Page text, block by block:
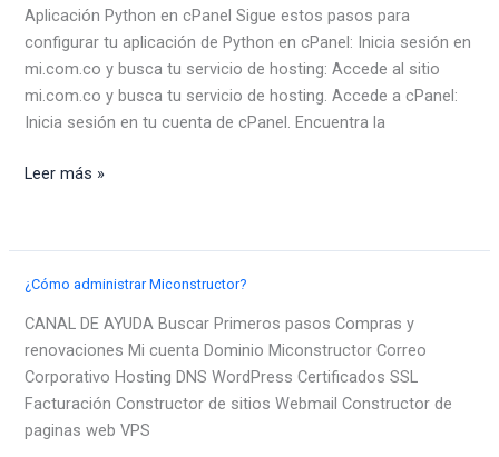
Aplicación Python en cPanel Sigue estos pasos para
configurar tu aplicación de Python en cPanel: Inicia sesión en
mi.com.co y busca tu servicio de hosting: Accede al sitio
mi.com.co y busca tu servicio de hosting. Accede a cPanel:
Inicia sesión en tu cuenta de cPanel. Encuentra la
Aplicación
Leer más »
¿Cómo administrar Miconstructor?
CANAL DE AYUDA Buscar Primeros pasos Compras y
renovaciones Mi cuenta Dominio Miconstructor Correo
Corporativo Hosting DNS WordPress Certificados SSL
Facturación Constructor de sitios Webmail Constructor de
paginas web VPS